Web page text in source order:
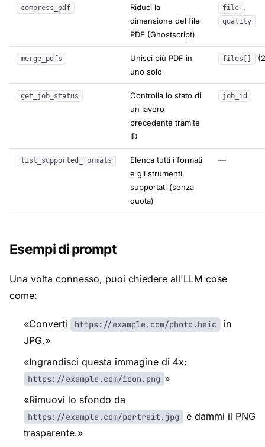
compress_pdf
Riduci la
dimensione del file
PDF (Ghostscript)
file ,
quality
merge_pdfs
Unisci più PDF in
uno solo
files[]
get_job_status
Controlla lo stato di
un lavoro
precedente tramite
ID
job_id
list_supported_formats
Elenca tutti i formati
e gli strumenti
supportati (senza
quota)
—
Esempi di prompt
Una volta connesso, puoi chiedere all'LLM cose
come:
«Converti https://example.com/photo.heic
in
JPG.»
«Ingrandisci questa immagine di 4x:
https://example.com/icon.png »
«Rimuovi lo sfondo da
https://example.com/portrait.jpg
e dammi il PNG
trasparente.»